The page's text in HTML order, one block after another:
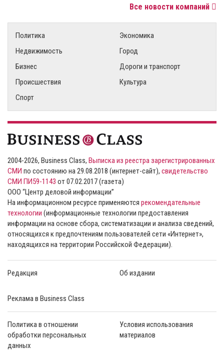
Все новости компаний
Политика
Экономика
Недвижимость
Город
Бизнес
Дороги и транспорт
Происшествия
Культура
Спорт
2004-2026, Business Class, Выписка из реестра зарегистрированных
СМИ по состоянию на 29.08.2018 (интернет-сайт), свидетельство
СМИ ПИ59-1143 от 07.02.2017 (газета)
ООО “Центр деловой информации”
На информационном ресурсе применяются рекомендательные
технологии (информационные технологии предоставления
информации на основе сбора, систематизации и анализа сведений,
относящихся к предпочтениям пользователей сети «Интернет»,
находящихся на территории Российской Федерации).
Редакция Об издании
Реклама в Business Class
Политика в отношении
обработки персональных
данных
Условия использования
материалов